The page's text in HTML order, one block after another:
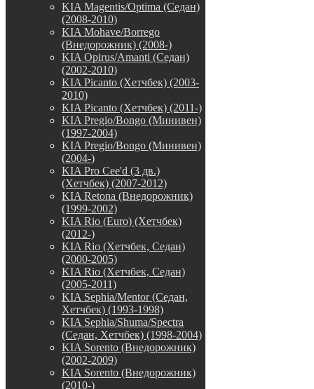
KIA Magentis/Optima (Седан)
(2008-2010)
KIA Mohave/Borrego
(Внедорожник) (2008-)
KIA Opirus/Amanti (Седан)
(2002-2010)
KIA Picanto (Хетчбек) (2003-
2010)
KIA Picanto (Хетчбек) (2011-)
KIA Pregio/Bongo (Минивен)
(1997-2004)
KIA Pregio/Bongo (Минивен)
(2004-)
KIA Pro Cee'd (3 дв.)
(Хетчбек) (2007-2012)
KIA Retona (Внедорожник)
(1999-2002)
KIA Rio (Euro) (Хетчбек)
(2012-)
KIA Rio (Хетчбек, Седан)
(2000-2005)
KIA Rio (Хетчбек, Седан)
(2005-2011)
KIA Sephia/Mentor (Седан,
Хетчбек) (1993-1998)
KIA Sephia/Shuma/Spectra
(Седан, Хетчбек) (1998-2004)
KIA Sorento (Внедорожник)
(2002-2009)
KIA Sorento (Внедорожник)
(2010-)